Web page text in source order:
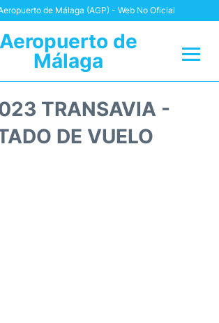
de Málaga (AGP) - Web No Oficial
Aeropuerto de
Málaga
TRANSAVIA -
DE VUELO